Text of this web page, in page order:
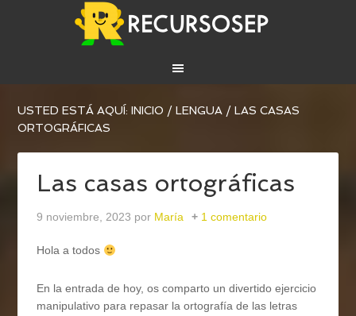
USTED ESTÁ AQUÍ:INICIO / LENGUA / LAS CASAS
ORTOGRÁFICAS
Las casas ortográficas
9 noviembre, 2023 por María 1 comentario
Hola a todos
En la entrada de hoy, os comparto un divertido ejercicio
manipulativo para repasar la ortografía de las letras